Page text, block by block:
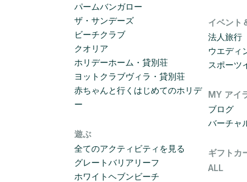
パームバンガロー
ザ・サンデーズ
ビーチクラブ
クオリア
ホリデーホーム・貸別荘
ヨットクラブヴィラ・貸別荘
赤ちゃんと行くはじめてのホリデ
ー
遊ぶ
全てのアクティビティを見る
グレートバリアリーフ
ホワイトヘブンビーチ
イベント
法人旅行
ウエディ
スポーツ
MY アイ
ブログ
バーチャ
ギフトカ
ALL